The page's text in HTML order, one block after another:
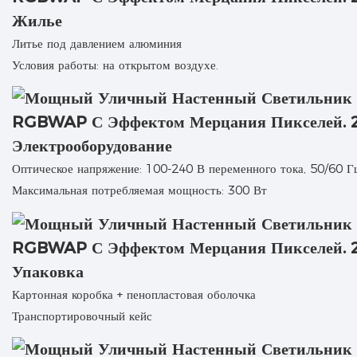
Жилье
Литье под давлением алюминия
Условия работы: на открытом воздухе.
Электрооборудование
Оптическое напряжение: 100-240 В переменного тока, 50/60
Максимальная потребляемая мощность: 300 Вт
Упаковка
Картонная коробка + пенопластовая оболочка
Транспортировочный кейс